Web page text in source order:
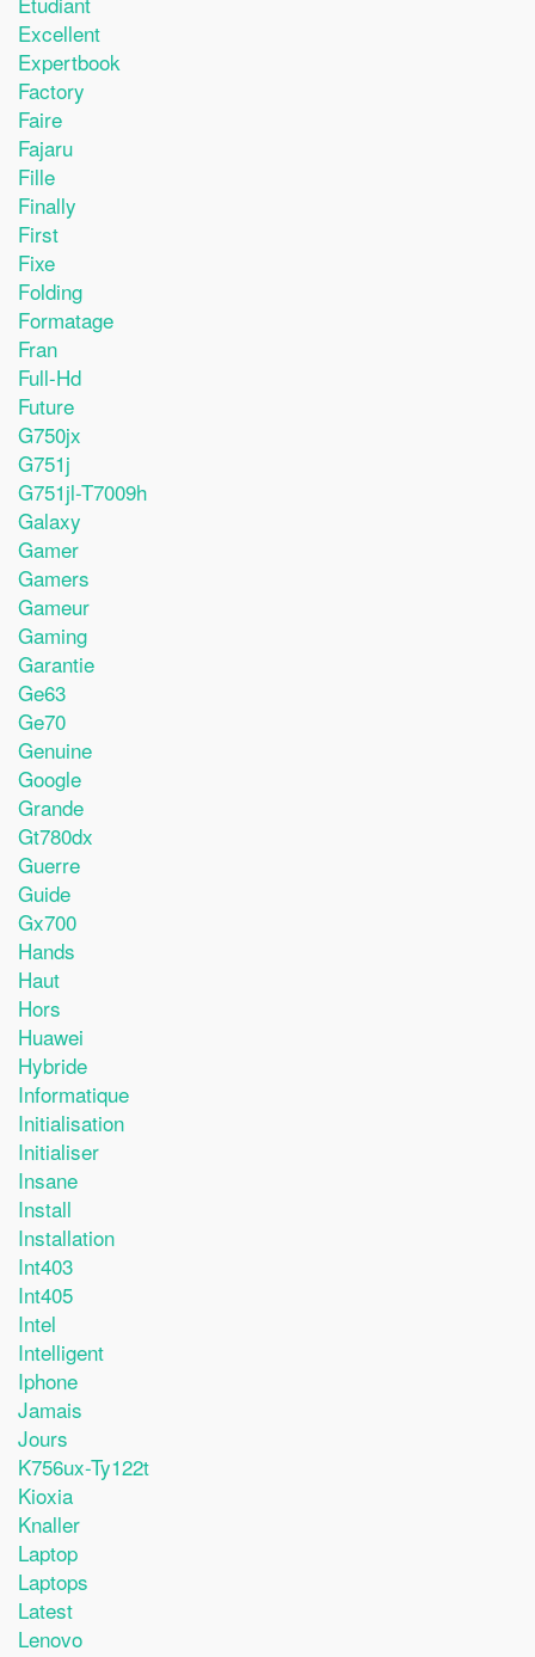
Excellent
Expertbook
Factory
Faire
Fajaru
Fille
Finally
First
Fixe
Folding
Formatage
Fran
Full-Hd
Future
G750jx
G751j
G751jl-T7009h
Galaxy
Gamer
Gamers
Gameur
Gaming
Garantie
Ge63
Ge70
Genuine
Google
Grande
Gt780dx
Guerre
Guide
Gx700
Hands
Haut
Hors
Huawei
Hybride
Informatique
Initialisation
Initialiser
Insane
Install
Installation
Int403
Int405
Intel
Intelligent
Iphone
Jamais
Jours
K756ux-Ty122t
Kioxia
Knaller
Laptop
Laptops
Latest
Lenovo